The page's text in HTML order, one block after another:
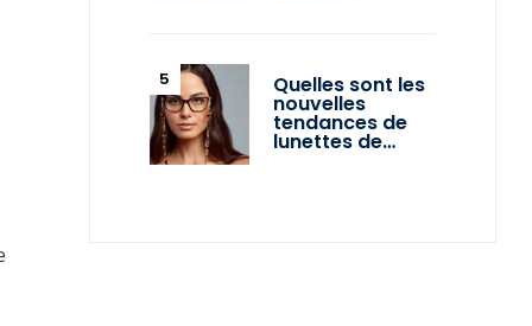
Quelles sont les
nouvelles
tendances de
lunettes de…